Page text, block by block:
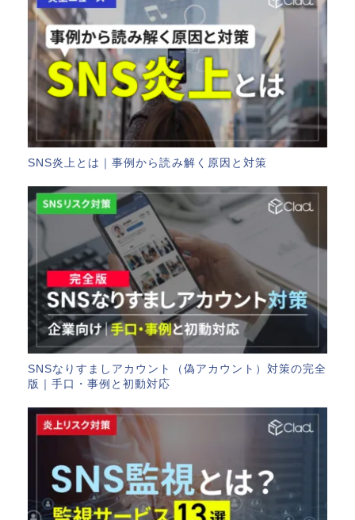
SNS炎上とは｜事例から読み解く原因と対策
SNSなりすましアカウント（偽アカウント）対策の完全
版｜手口・事例と初動対応